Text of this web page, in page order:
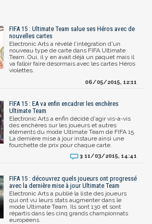
FIFA 15 : Ultimate Team salue ses Héros avec de
nouvelles cartes
Electronic Arts a révélé l'intégration d'un
nouveau type de carte dans FIFA Ultimate
Team. Oui, il y en avait déjà un paquet mais il
va falloir faire désormais avec les cartes Héros
violettes.
06/05/2015, 12:11
FIFA 15 : EA va enfin encadrer les enchères
Ultimate Team
Electronic Arts a enfin décidé d'agir vis-à-vis
des enchères sur les joueurs et autres
éléments du mode Ultimate Team de FIFA 15.
La dernière mise à jour instaure ainsi une
fourchette de prix pour chaque carte.
3 11/03/2015, 14:41
FIFA 15 : découvrez quels joueurs ont progressé
avec la dernière mise à jour Ultimate Team
Electronic Arts a publié la liste des joueurs
qui ont vu leurs stats augmenter dans le
mode Ultimate Team. Ils sont 130 et sont
répartis dans les cinq grands championnats
européens.